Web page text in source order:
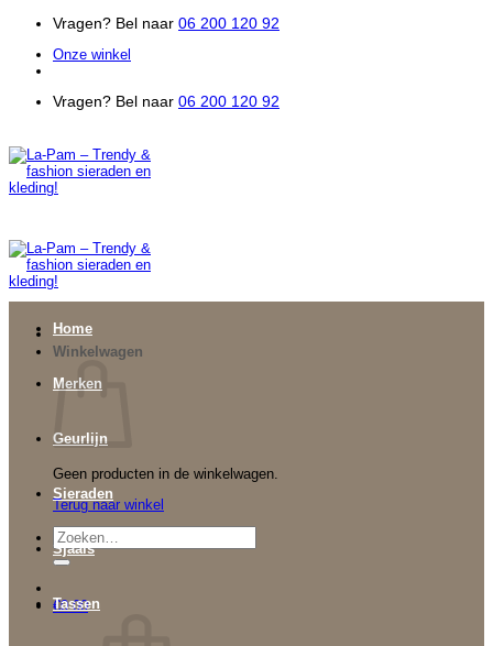
inhoud
Vragen? Bel naar 06 200 120 92
Onze winkel
Vragen? Bel naar 06 200 120 92
Winkelwagen
Geen producten in de winkelwagen.
Terug naar winkel
Zoeken
naar:
€0.00
Home
Merken
Geurlijn
Sieraden
Sjaals
Tassen